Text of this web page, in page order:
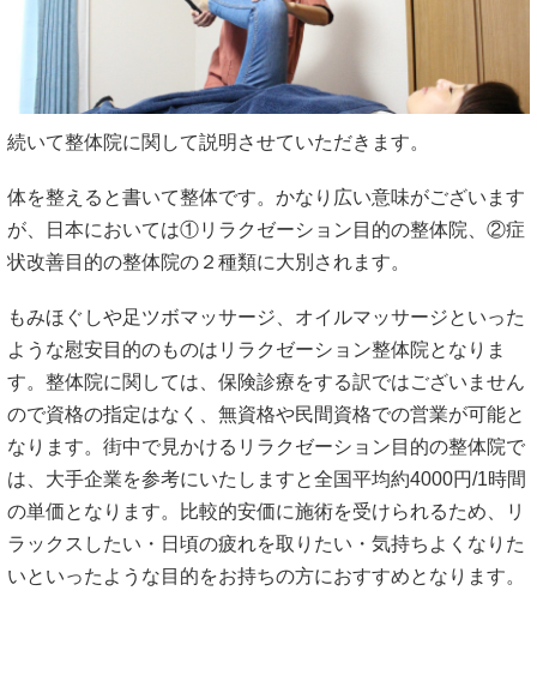
続いて整体院に関して説明させていただきます。
体を整えると書いて整体です。かなり広い意味がございます
が、日本においては①リラクゼーション目的の整体院、②症
状改善目的の整体院の２種類に大別されます。
もみほぐしや足ツボマッサージ、オイルマッサージといった
ような慰安目的のものはリラクゼーション整体院となりま
す。整体院に関しては、保険診療をする訳ではございません
ので資格の指定はなく、無資格や民間資格での営業が可能と
なります。街中で見かけるリラクゼーション目的の整体院で
は、大手企業を参考にいたしますと全国平均約4000円/1時間
の単価となります。比較的安価に施術を受けられるため、リ
ラックスしたい・日頃の疲れを取りたい・気持ちよくなりた
いといったような目的をお持ちの方におすすめとなります。